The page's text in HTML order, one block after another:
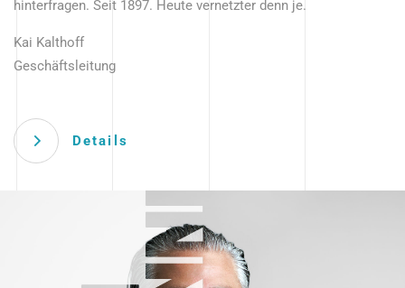
hinterfragen. Seit 1897. Heute vernetzter denn je.
Kai Kalthoff
Geschäftsleitung
Details